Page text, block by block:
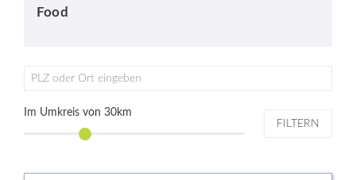
Food
PLZ oder Ort eingeben
Im Umkreis von 30km
FILTERN